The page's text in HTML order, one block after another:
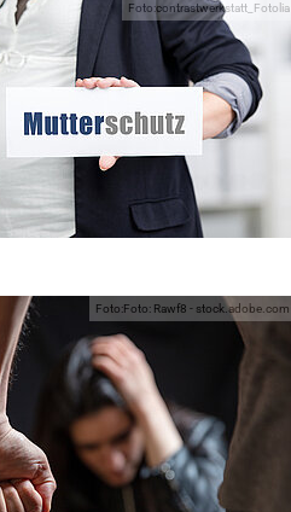
Foto:contrastwerkstatt_Fotolia
Foto:Foto: Rawf8 - stock.adobe.com